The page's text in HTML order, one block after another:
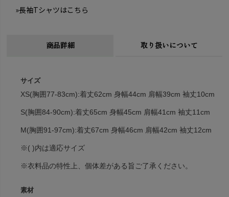
»長袖Tシャツはこちら
商品詳細 取り扱いについて
サイズ
XS(胸囲77-83cm):着丈62cm 身幅44cm 肩幅39cm 袖丈10cm
S(胸囲84-90cm):着丈65cm 身幅45cm 肩幅41cm 袖丈11cm
M(胸囲91-97cm):着丈67cm 身幅46cm 肩幅42cm 袖丈12cm
※( )内は適応サイズ
※衣料品の特性上、個体差がある旨ご了承ください。
素材